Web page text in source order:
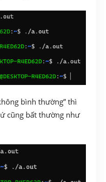
bình thường” thì
cũng bất thường như